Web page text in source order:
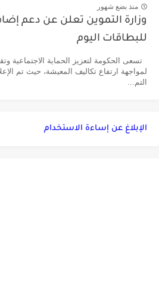
منذ بضع شهور
للبطاقات اليوم
تسعى الحكومة لتعزيز الحماية الاجتماعية
لمواجهة ارتفاع تكاليف المعيشة، حيث تم
التم...
الإبلاغ عن إساءة الاستخدام